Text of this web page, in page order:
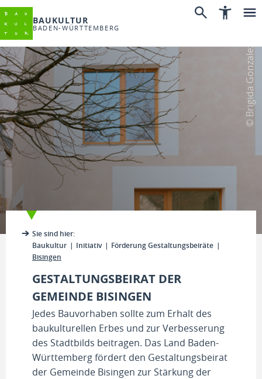
BAUKULTUR
BADEN-WÜRTTEMBERG
© Brigida Gonzalez
Sie sind hier:
Baukultur
Initiativ
Förderung Gestaltungsbeiräte
Bisingen
GESTALTUNGSBEIRAT DER
GEMEINDE BISINGEN
Jedes Bauvorhaben sollte zum Erhalt des
baukulturellen Erbes und zur Verbesserung
des Stadtbilds beitragen. Das Land Baden-
Württemberg fördert den Gestaltungsbeirat
der Gemeinde Bisingen zur Stärkung der